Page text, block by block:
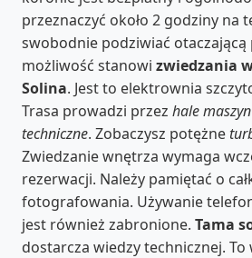
przeznaczyć około 2 godziny na
swobodnie podziwiać
możliwość stanowi zwiedzania
Solina. Jest to elektrownia
Trasa prowadzi przez hale maszyn
techniczne. Zobaczysz potężne
Zwiedzanie wnętrza wymaga
rezerwacji. Należy pamiętać o
fotografowania. Używanie
jest również zabronione. Tama
dostarcza wiedzy technicznej.